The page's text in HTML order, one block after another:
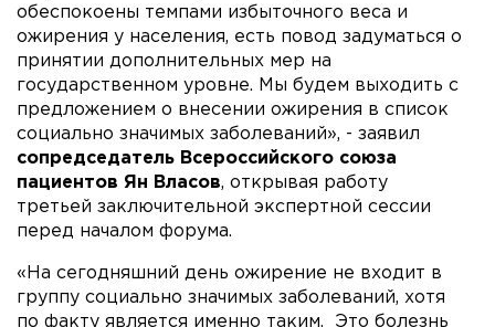
обеспокоены темпами избыточного веса и
ожирения у населения, есть повод задуматься о
принятии дополнительных мер на
государственном уровне. Мы будем выходить с
предложением о внесении ожирения в список
социально значимых заболеваний», - заявил
сопредседатель Всероссийского союза
пациентов Ян Власов, открывая работу
третьей заключительной экспертной сессии
перед началом форума.
«На сегодняшний день ожирение не входит в
группу социально значимых заболеваний, хотя
по факту является именно таким. Это болезнь